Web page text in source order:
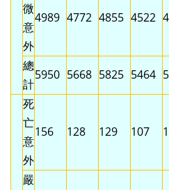
微
意
外
4989 4772 4855 4522
總
計
5950 5668 5825 5464
死
亡
意
外
156 128 129 107
嚴